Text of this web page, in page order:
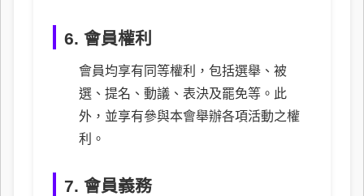
6. 會員權利
會員均享有同等權利，包括選舉、被
選、提名、動議、表決及罷免等。此
外，並享有參與本會舉辦各項活動之權
利。
7. 會員義務